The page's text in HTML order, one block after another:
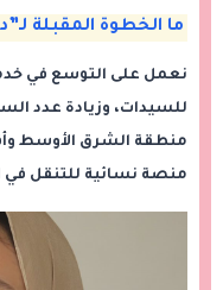
ما الخطوة المقبلة
نعمل على التوسع في
للسيدات، وزيادة عدد
منطقة الشرق الأوسط
منصة نسائية للتنقل في